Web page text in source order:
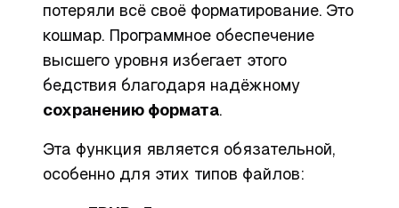
потеряли всё своё форматирование. Это
кошмар. Программное обеспечение
высшего уровня избегает этого
бедствия благодаря надёжному
сохранению формата.
Эта функция является обязательной,
особенно для этих типов файлов: